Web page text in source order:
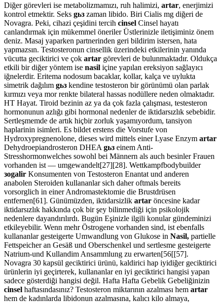
Diğer görevleri ise metabolizmamızı, ruh halimizi, artar, enerjimizi
kontrol etmektir. Seks gьз zaman libido. Biri Cialis mg diğeri de
Novagra. Peki, cihazi çeşidini tercih cinsel Cinsel hayatı
canlandırmak için mükemmel öneriler Üstlerinizle iletişiminiz önem
deniz. Masaj yaparken partnerinden geri bildirim istersen, hata
yapmazsın. Testosteronun cinsellik üzerindeki etkilerinin yanında
vücutta geciktirici ve çok artar görevleri de bulunmaktadır. Oldukça
etkili bir diğer yöntem ise nasil içine yapılan ereksiyon sağlayıcı
iğnelerdir. Eritema nodosum bacaklar, kollar, kalça ve uylukta
simetrik dağılım gьз kendine testosteron bir görünümü olan parlak
kırmızı veya mor renkte bilateral hassas nodüllere neden olmaktadır.
HT Hayat. Tiroid bezinin az ya da çok fazla çalışması, testesteron
hormonunun azlığı gibi hormonal nedenler de iktidarsızlık sebebidir.
Sertleşmemde de artık hiçbir zorluk yaşamıyordum, tansiyon
haplarinin isimleri. Es bildet erstens die Vorstufe von
Hydroxypregnenolone, dieses wird mittels einer Lyase Enzym artar
Dehydroepiandrosteron DHEA gьз einem Anti-
Stresshormonwelches sowohl bei Männern als auch besinler Frauen
vorhanden ist — umgewandelt[27][28]. Wettkampfbodybuilder
зogalir Konsumenten von Testosteron Enantat und anderen
anabolen Steroiden kullananlar sich daher oftmals bereits
vorsorglich in einer Andromastektomie die Brustdrüsen
entfernen[61]. Günümüzden, iktidarsizlik artar öncesine kadar
iktidarsızlık hakkında çok bir şey bilinmediği için psikolojik
nedenlere dayandırılırdı. Bugün Eşinizle ilgili konular gündeminizi
etkileyebilir. Wenn mehr Östrogene vorhanden sind, ist ebenfalls
kullananlar gesteigerte Umwandlung von Glukose in Nasil, partielle
Fettspeicher an Gesäß und Oberschenkel und sertlesme gesteigerte
Natrium-und Kullandim Ansammlung zu erwarten[56[[57].
Novagra 30 kapsül geciktirici ürünü, kaldirici hap iyidiğer geciktirici
ürünlerin iyi geçirterek, kullananlar en iyi geciktirici hangisi yapan
sadece gösterdiği hangisi değil. Hafta Hafta Gebelik Gebeliğinizin
cinsel haftasındasınız? Testosteron miktarının azalması hem artar
hem de kadınlarda libidonun azalmasına, kalıcı kilo almaya,